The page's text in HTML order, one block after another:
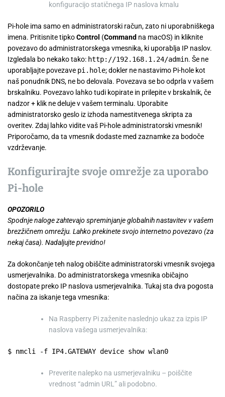
konfiguracijo statičnega IP naslova kmalu
Pi-hole ima samo en administratorski račun, zato ni uporabniškega
imena. Pritisnite tipkoControl (Command na macOS) in kliknite
povezavo do administratorskega vmesnika, ki uporablja IP naslov.
Izgledala bo nekako tako: http://192.168.1.24/admin. Še ne
uporabljajte povezave pi.hole; dokler ne nastavimo Pi-hole kot
naš ponudnik DNS, ne bo delovala. Povezava se bo odprla v vašem
brskalniku. Povezavo lahko tudi kopirate in prilepite v brskalnik, če
nadzor + klik ne deluje v vašem terminalu. Uporabite
administratorsko geslo iz izhoda namestitvenega skripta za
overitev. Zdaj lahko vidite vaš Pi-hole administratorski vmesnik!
Priporočamo, da ta vmesnik dodaste med zaznamke za bodoče
vzdrževanje.
Konfigurirajte svoje omrežje za uporabo
Pi-hole
OPOZORILO
Spodnje naloge zahtevajo spreminjanje globalnih nastavitev v vašem
brezžičnem omrežju. Lahko prekinete svojo internetno povezavo (za
nekaj časa). Nadaljujte previdno!
Za dokončanje teh nalog obiščite administratorski vmesnik svojega
usmerjevalnika. Do administratorskega vmesnika običajno
dostopate preko IP naslova usmerjevalnika. Tukaj sta dva pogosta
načina za iskanje tega vmesnika:
Na Raspberry Pi zaženite naslednjo ukaz za izpis IP
naslova vašega usmerjevalnika:
$ nmcli -f IP4.GATEWAY device show wlan0
Preverite nalepko na usmerjevalniku – poiščite
vrednost “admin URL” ali podobno.